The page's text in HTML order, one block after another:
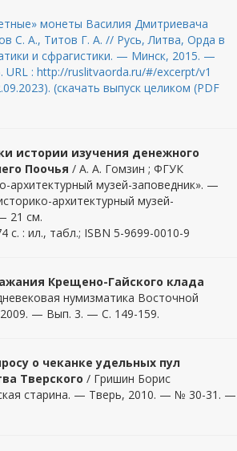
монеты Василия Дмитриевача
С. А., Титов Г. А. // Русь, Литва, Орда в
и сфрагистики. — Минск, 2015. —
: http://ruslitvaorda.ru/#/excerpt/v1
(скачать выпуск целиком (PDF
истории изучения денежного
Поочья / А. А. Гомзин ; ФГУК
архитектурный музей-заповедник». —
архитектурный музей-
21 см.
: ил., табл.; ISBN 5-9699-0010-9
Крещено-Гайского клада
нумизматика Восточной
— Вып. 3. — С. 149-159.
о чеканке удельных пул
Тверского / Гришин Борис
старина. — Тверь, 2010. — № 30-31. —